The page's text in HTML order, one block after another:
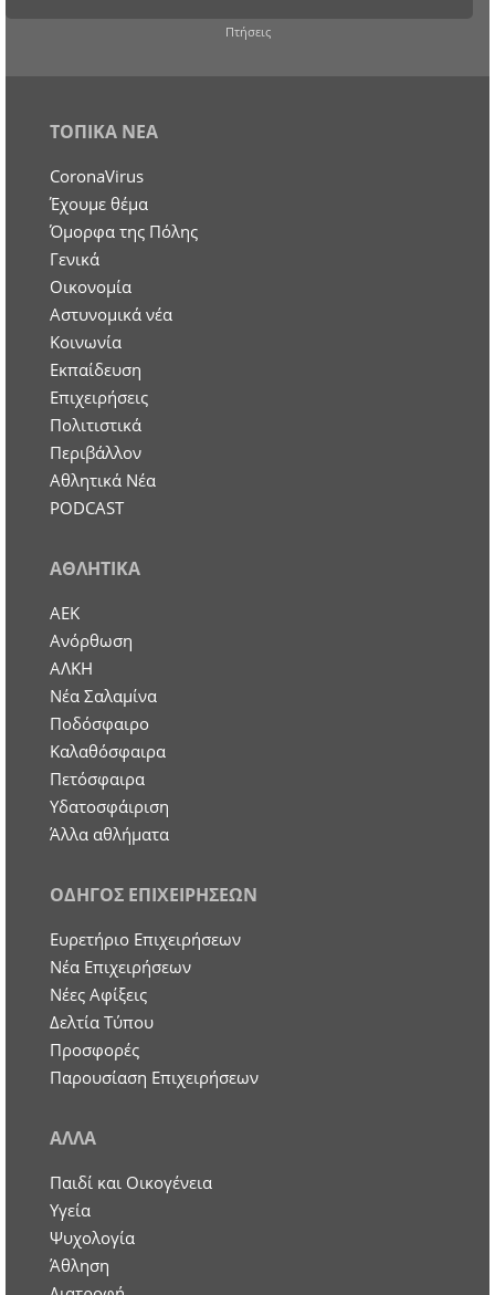
Πτήσεις
ΤΟΠΙΚΑ ΝΕΑ
CoronaVirus
Έχουμε θέμα
Όμορφα της Πόλης
Γενικά
Οικονομία
Aστυνομικά νέα
Κοινωνία
Εκπαίδευση
Επιχειρήσεις
Πολιτιστικά
Περιβάλλον
Αθλητικά Νέα
PODCAST
ΑΘΛΗΤΙΚΑ
ΑΕΚ
Ανόρθωση
ΑΛΚΗ
Νέα Σαλαμίνα
Ποδόσφαιρο
Καλαθόσφαιρα
Πετόσφαιρα
Υδατοσφάιριση
Άλλα αθλήματα
ΟΔΗΓΟΣ ΕΠΙΧΕΙΡΗΣΕΩΝ
Ευρετήριο Επιχειρήσεων
Nέα Επιχειρήσεων
Νέες Αφίξεις
Δελτία Τύπου
Προσφορές
Παρουσίαση Επιχειρήσεων
ΑΛΛΑ
Παιδί και Οικογένεια
Υγεία
Ψυχολογία
Άθληση